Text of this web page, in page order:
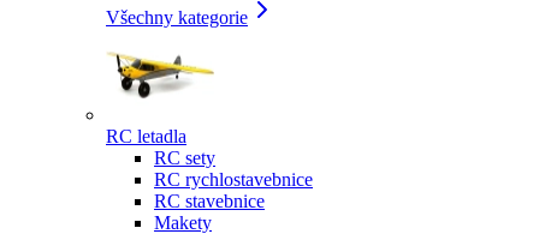
Všechny kategorie
RC letadla
RC sety
RC rychlostavebnice
RC stavebnice
Makety